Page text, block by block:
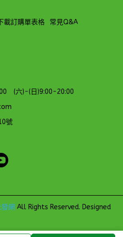
載訂購單表格 常見Q&A
(六)-(日)9:00-20:00
號
網 All Rights Reserved. Designed